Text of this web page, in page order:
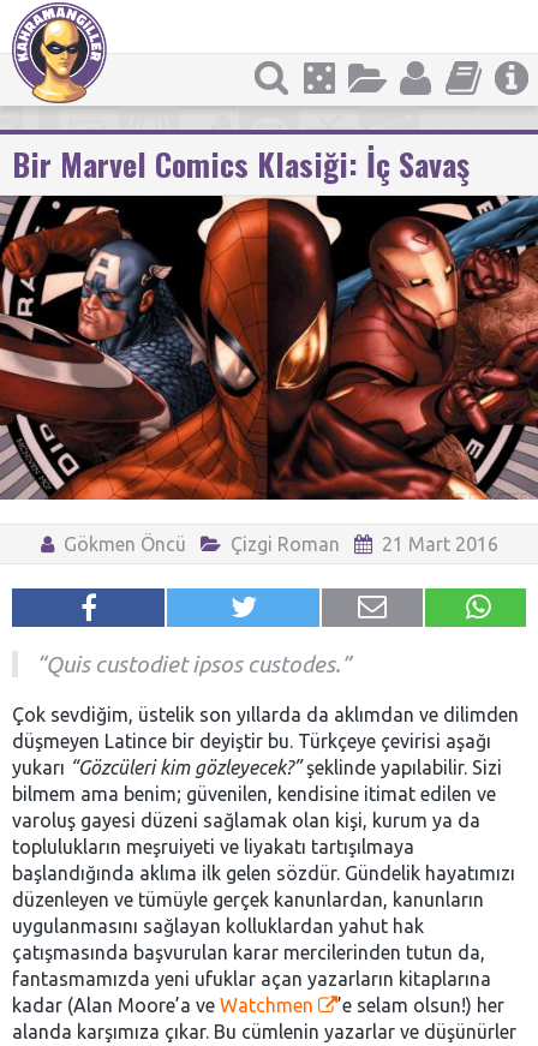
Bir Marvel Comics Klasiği: İç Savaş
Gökmen Öncü Çizgi Roman 21 Mart 2016
“Quis custodiet ipsos custodes.”
Çok sevdiğim, üstelik son yıllarda da aklımdan ve dilimden
düşmeyen Latince bir deyiştir bu. Türkçeye çevirisi aşağı
yukarı “Gözcüleri kim gözleyecek?”şeklinde yapılabilir. Sizi
bilmem ama benim; güvenilen, kendisine itimat edilen ve
varoluş gayesi düzeni sağlamak olan kişi, kurum ya da
toplulukların meşruiyeti ve liyakatı tartışılmaya
başlandığında aklıma ilk gelen sözdür. Gündelik hayatımızı
düzenleyen ve tümüyle gerçek kanunlardan, kanunların
uygulanmasını sağlayan kolluklardan yahut hak
çatışmasında başvurulan karar mercilerinden tutun da,
fantasmamızda yeni ufuklar açan yazarların kitaplarına
kadar (Alan Moore’a ve Watchmen
’e selam olsun!) her
alanda karşımıza çıkar. Bu cümlenin yazarlar ve düşünürler